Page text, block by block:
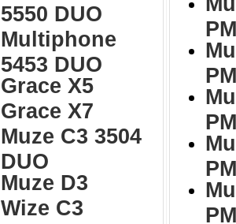
5550 DUO
Multiphone
5453 DUO
Grace X5
Grace X7
Muze C3 3504
DUO
Muze D3
Wize C3